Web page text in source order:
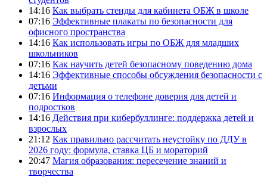
14:16 Как выбрать стенды для кабинета ОБЖ в школе
07:16 Эффективные плакаты по безопасности для
офисного пространства
14:16 Как использовать игры по ОБЖ для младших
школьников
07:16 Как научить детей безопасному поведению дома
14:16 Эффективные способы обсуждения безопасности с
детьми
07:16 Информация о телефоне доверия для детей и
подростков
14:16 Действия при кибербуллинге: поддержка детей и
взрослых
21:12 Как правильно рассчитать неустойку по ДДУ в
2026 году: формула, ставка ЦБ и мораторий
20:47 Магия образования: пересечение знаний и
творчества